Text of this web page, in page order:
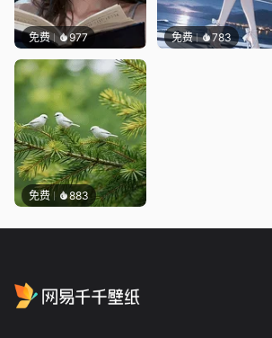
免费 977 免费 783
免费 883